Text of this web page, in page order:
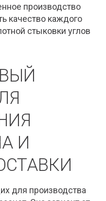
производство
качество каждого
стыковки углов
И
для производства